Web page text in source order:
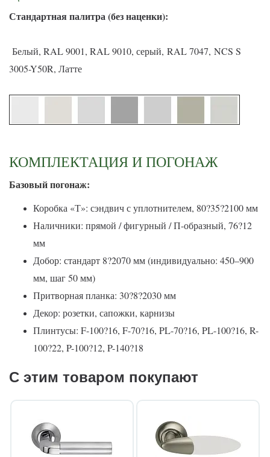
Стандартная палитра (без наценки):
Белый, RAL 9001, RAL 9010, серый, RAL 7047, NCS S
3005-Y50R, Латте
КОМПЛЕКТАЦИЯ И ПОГОНАЖ
Базовый погонаж:
Коробка «Т»: сэндвич с уплотнителем, 80?35?2100 мм
Наличники: прямой / фигурный / П-образный, 76?12
мм
Добор: стандарт 8?2070 мм (индивидуально: 450–900
мм, шаг 50 мм)
Притворная планка: 30?8?2030 мм
Декор: розетки, сапожки, карнизы
Плинтусы: F-100?16, F-70?16, PL-70?16, PL-100?16, R-
100?22, P-100?12, P-140?18
С этим товаром покупают